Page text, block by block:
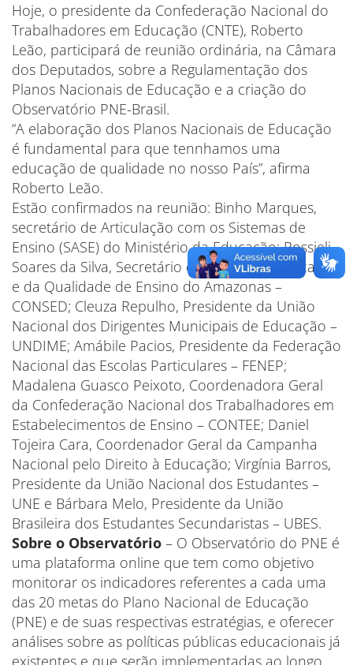
Hoje, o presidente da Confederação Nacional do
Trabalhadores em Educação (CNTE), Roberto
Leão, participará de reunião ordinária, na Câmara
dos Deputados, sobre a Regulamentação dos
Planos Nacionais de Educação e a criação do
Observatório PNE-Brasil.
“A elaboração dos Planos Nacionais de Educação
é fundamental para que tennhamos uma
educação de qualidade no nosso País”, afirma
Roberto Leão.
Estão confirmados na reunião: Binho Marques,
secretário de Articulação com os Sistemas de
Ensino (SASE) do Ministério da Educação; Rossieli
Soares da Silva, Secretário de Estado da Educação
e da Qualidade de Ensino do Amazonas –
CONSED; Cleuza Repulho, Presidente da União
Nacional dos Dirigentes Municipais de Educação –
UNDIME; Amábile Pacios, Presidente da Federação
Nacional das Escolas Particulares – FENEP;
Madalena Guasco Peixoto, Coordenadora Geral
da Confederação Nacional dos Trabalhadores em
Estabelecimentos de Ensino – CONTEE; Daniel
Tojeira Cara, Coordenador Geral da Campanha
Nacional pelo Direito à Educação; Virgínia Barros,
Presidente da União Nacional dos Estudantes –
UNE e Bárbara Melo, Presidente da União
Brasileira dos Estudantes Secundaristas – UBES.
Sobre o Observatório – O Observatório do PNE é
uma plataforma online que tem como objetivo
monitorar os indicadores referentes a cada uma
das 20 metas do Plano Nacional de Educação
(PNE) e de suas respectivas estratégias, e oferecer
análises sobre as políticas públicas educacionais já
existentes e que serão implementadas ao longo